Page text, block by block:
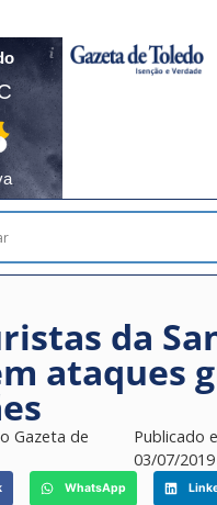
da
ataques
Gazeta de
Publicado
03/07/2019
WhatsApp